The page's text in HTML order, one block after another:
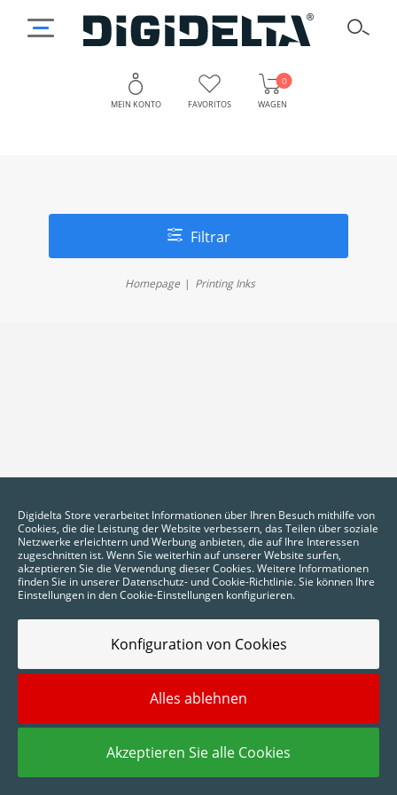
MEIN KONTO FAVORITOS WAGEN
0
Filtrar
Homepage Printing Inks
2025 © Digidelta Store - Think Green. Alle Rechte vorbehalten.
Digidelta Store verarbeitet Informationen über Ihren Besuch mithilfe von
Cookies, die die Leistung der Website verbessern, das Teilen über soziale
Netzwerke erleichtern und Werbung anbieten, die auf Ihre Interessen
zugeschnitten ist. Wenn Sie weiterhin auf unserer Website surfen,
akzeptieren Sie die Verwendung dieser Cookies. Weitere Informationen
finden Sie in unserer Datenschutz- und Cookie-Richtlinie. Sie können Ihre
Einstellungen in den Cookie-Einstellungen konfigurieren.
Konfiguration von Cookies
Alles ablehnen
Akzeptieren Sie alle Cookies